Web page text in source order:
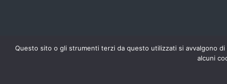
Questo sito o gli strumenti terzi da questo utilizzati si avvalgono
alcuni